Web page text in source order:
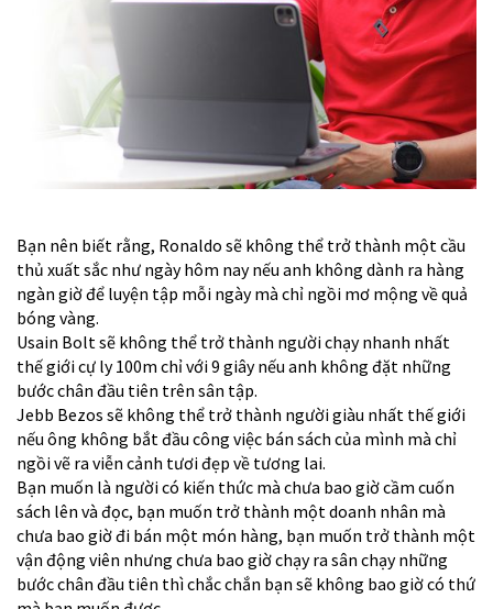
Bạn nên biết rằng, Ronaldo sẽ không thể trở thành một cầu
thủ xuất sắc như ngày hôm nay nếu anh không dành ra hàng
ngàn giờ để luyện tập mỗi ngày mà chỉ ngồi mơ mộng về quả
bóng vàng.
Usain Bolt sẽ không thể trở thành người chạy nhanh nhất
thế giới cự ly 100m chỉ với 9 giây nếu anh không đặt những
bước chân đầu tiên trên sân tập.
Jebb Bezos sẽ không thể trở thành người giàu nhất thế giới
nếu ông không bắt đầu công việc bán sách của mình mà chỉ
ngồi vẽ ra viễn cảnh tươi đẹp về tương lai.
Bạn muốn là người có kiến thức mà chưa bao giờ cầm cuốn
sách lên và đọc, bạn muốn trở thành một doanh nhân mà
chưa bao giờ đi bán một món hàng, bạn muốn trở thành một
vận động viên nhưng chưa bao giờ chạy ra sân chạy những
bước chân đầu tiên thì chắc chắn bạn sẽ không bao giờ có thứ